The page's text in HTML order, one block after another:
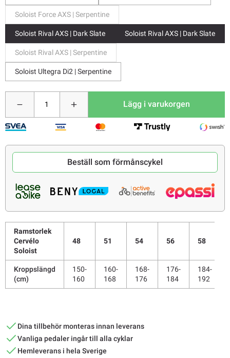
Soloist Force AXS | Serpentine
Soloist Rival AXS | Dark Slate Soloist Rival AXS | Dark Slate
Soloist Rival AXS | Serpentine
Soloist Ultegra Di2 | Serpentine
Lägg i varukorgen
Beställ som förmånscykel
Ramstorlek
Cervélo
Soloist
48 51 54 56 58
Kroppslängd
(cm)
150-
160
160-
168
168-
176
176-
184
184-
192
Dina tillbehör monteras innan leverans
Vanliga pedaler ingår till alla cyklar
Hemleverans i hela Sverige